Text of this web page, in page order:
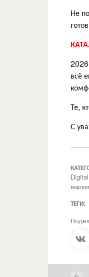
Не
всё
Те,
С
ТЕГИ: